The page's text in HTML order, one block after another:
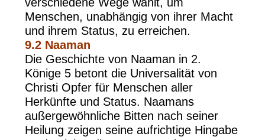
Menschen, unabhängig von ihrer Macht
und ihrem Status, zu erreichen.
9.2 Naaman
Die Geschichte von Naaman in 2.
Könige 5 betont die Universalität von
Christi Opfer für Menschen aller
Herkünfte und Status. Naamans
außergewöhnliche Bitten nach seiner
Heilung zeigen seine aufrichtige Hingabe